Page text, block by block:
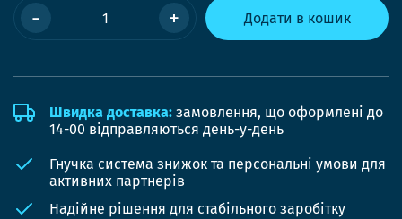
- + Додати в кошик
Швидка доставка: замовлення, що оформлені до
14-00 відправляються день-у-день
Гнучка система знижок та персональні умови для
активних партнерів
Надійне рішення для стабільного заробітку